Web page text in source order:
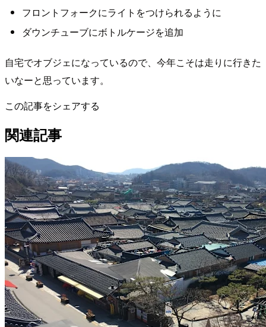
フロントフォークにライトをつけられるように
ダウンチューブにボトルケージを追加
自宅でオブジェになっているので、今年こそは走りに行きた
いなーと思っています。
この記事をシェアする
関連記事